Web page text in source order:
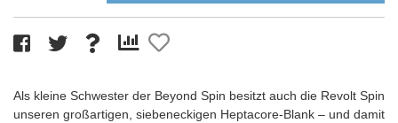
Als kleine Schwester der Beyond Spin besitzt auch die Revolt Spin
unseren großartigen, siebeneckigen Heptacore-Blank – und damit